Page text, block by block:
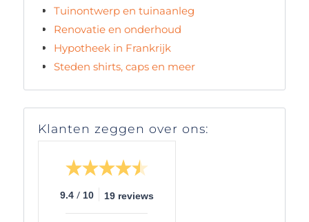
Tuinontwerp en tuinaanleg
Renovatie en onderhoud
Hypotheek in Frankrijk
Steden shirts, caps en meer
Klanten zeggen over ons:
9.4 / 10 19 reviews